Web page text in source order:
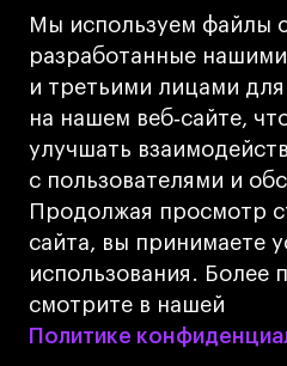
Мы используем файлы
разработанные
и третьими лицами
на нашем веб‑сайте,
улучшать
с пользователями и
Продолжая просмотр
сайта, вы принимаете
использования. Более
смотрите в нашей
Политике
Политике
© 2026 БВШД
Кредит на образование
Лицензия на
деятельности АНО ВО
Университет»
Карта сайта
Дизайн
Разработка